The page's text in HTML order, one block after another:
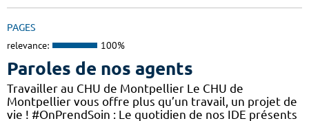
PAGES
relevance: 100%
Paroles de nos agents
Travailler au CHU de Montpellier Le CHU de
Montpellier vous offre plus qu’un travail, un projet de
vie ! #OnPrendSoin : Le quotidien de nos IDE présents